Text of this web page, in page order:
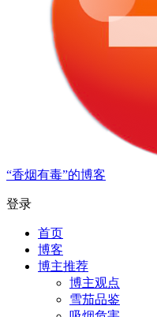
“香烟有毒”的博客
登录
首页
博客
博主推荐
博主观点
雪茄品鉴